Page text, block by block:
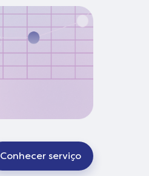
Conhecer serviço